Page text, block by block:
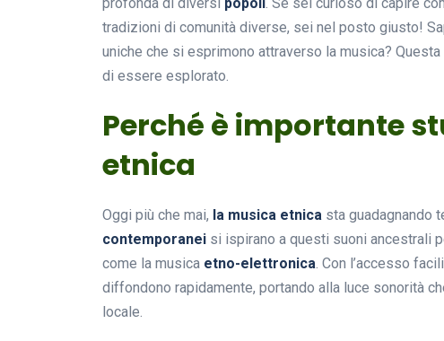
profonda di diversi popoli. Se sei curioso di capire
tradizioni di comunità diverse, sei nel posto giusto!
uniche che si esprimono attraverso la musica?
di essere esplorato.
Perché è importante
etnica
Oggi più che mai, la musica etnica sta guadagnando
contemporanei si ispirano a questi suoni ancestrali
come la musica etno-elettronica. Con l’accesso
diffondono rapidamente, portando alla luce sonorità
locale.